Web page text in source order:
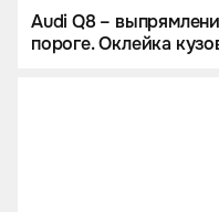
Audi Q8 –
пороге. Оклейка